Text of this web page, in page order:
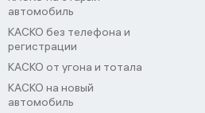
автомобиль
КАСКО без телефона и
регистрации
КАСКО от угона и тотала
КАСКО на новый
автомобиль